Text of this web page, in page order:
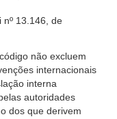
13.146, de
não excluem
internacionais
interna
autoridades
dos que derivem